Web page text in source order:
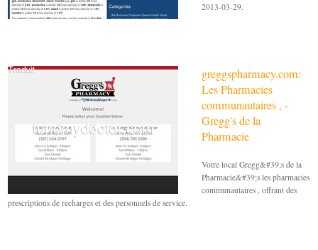
2013-03-29.
greggspharmacy.com:
Les Pharmacies
communautaires , -
Gregg's de la
Pharmacie
Votre local Gregg&#39;s de la
Pharmacie&#39;s les pharmacies
communautaires , offrant des
prescriptions de recharges et des personnels de service.